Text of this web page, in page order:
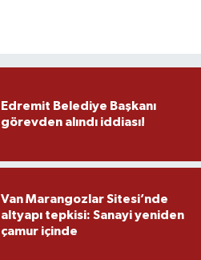
Edremit Belediye Başkanı
görevden alındı iddiası!
Van Marangozlar Sitesi’nde
altyapı tepkisi: Sanayi yeniden
çamur içinde